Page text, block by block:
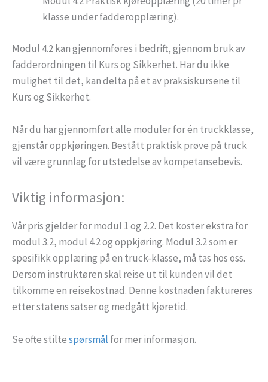
klasse under fadderopplæring).
Modul 4.2 kan gjennomføres i bedrift, gjennom bruk av
fadderordningen til Kurs og Sikkerhet. Har du ikke
mulighet til det, kan delta på et av praksiskursene til
Kurs og Sikkerhet.
Når du har gjennomført alle moduler for én truckklasse,
gjenstår oppkjøringen. Bestått praktisk prøve på truck
vil være grunnlag for utstedelse av kompetansebevis.
Viktig informasjon:
Vår pris gjelder for modul 1 og 2.2. Det koster ekstra for
modul 3.2, modul 4.2 og oppkjøring. Modul 3.2 som er
spesifikk opplæring på en truck-klasse, må tas hos oss.
Dersom instruktøren skal reise ut til kunden vil det
tilkomme en reisekostnad. Denne kostnaden faktureres
etter statens satser og medgått kjøretid.
Se ofte stiltespørsmål for mer informasjon.